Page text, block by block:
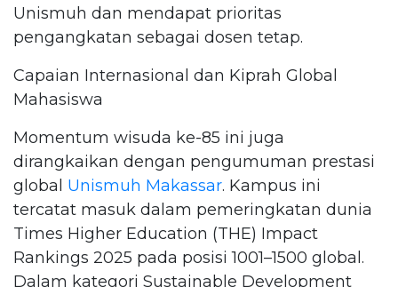
Unismuh dan mendapat prioritas
pengangkatan sebagai dosen tetap.
Capaian Internasional dan Kiprah Global
Mahasiswa
Momentum wisuda ke-85 ini juga
dirangkaikan dengan pengumuman prestasi
global Unismuh Makassar. Kampus ini
tercatat masuk dalam pemeringkatan dunia
Times Higher Education (THE) Impact
Rankings 2025 pada posisi 1001–1500 global.
Dalam kategori Sustainable Development